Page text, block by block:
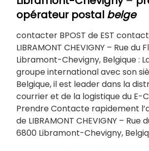
opérateur postal belge
contacter BPOST de EST
LIBRAMONT CHEVIGNY – Rue du
Libramont-Chevigny, Belgique :
groupe international avec son
Belgique, il est leader dans la
courrier et de la logistique du E-
Prendre Contacte rapidement
de LIBRAMONT CHEVIGNY – Rue
6800 Libramont-Chevigny,